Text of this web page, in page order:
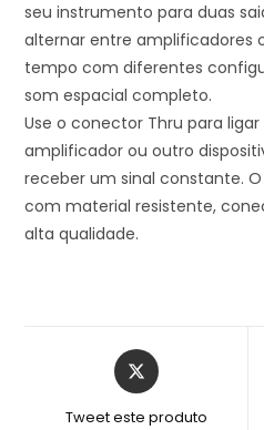
seu instrumento para duas
alternar entre amplificadores
tempo com diferentes
som espacial completo.
Use o conector Thru para
amplificador ou outro
receber um sinal constante. O
com material resistente,
alta qualidade.
Tweet este produto